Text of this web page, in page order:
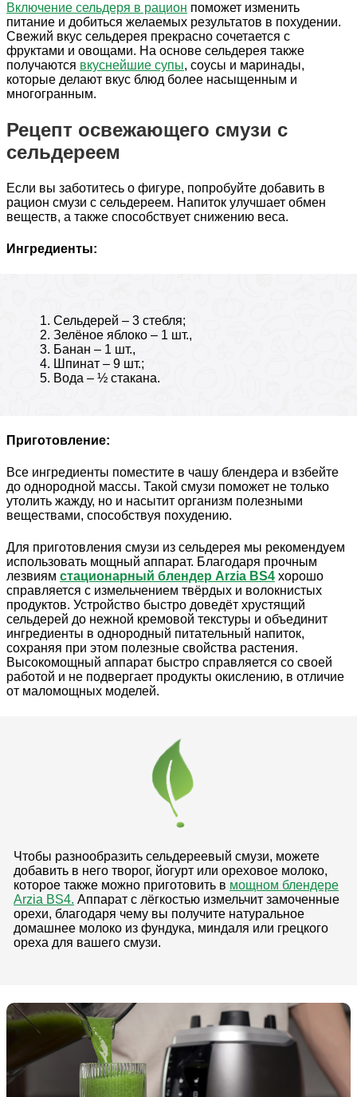
Включение сельдеря в рацион поможет изменить
питание и добиться желаемых результатов в похудении.
Свежий вкус сельдерея прекрасно сочетается с
фруктами и овощами. На основе сельдерея также
получаются вкуснейшие супы, соусы и маринады,
которые делают вкус блюд более насыщенным и
многогранным.
Рецепт освежающего смузи с
сельдереем
Если вы заботитесь о фигурe, попробуйте добавить в
рацион смузи с сельдереем. Напиток улучшает обмен
веществ, а также способствует снижению веса.
Ингредиенты:
Сельдерей – 3 стебля;
Зелёное яблоко – 1 шт.,
Банан – 1 шт.,
Шпинат – 9 шт.;
Вода – ½ стакана.
Приготовление:
Все ингредиенты поместите в чашу блендера и взбейте
до однородной массы. Такой смузи поможет не только
утолить жажду, но и насытит организм полезными
веществами, способствуя похудению.
Для приготовления смузи из сельдерея мы рекомендуем
использовать мощный аппарат. Благодаря прочным
лезвиям стационарный блендер Arzia BS4 хорошо
справляется с измельчением твёрдых и волокнистых
продуктов. Устройство быстро доведёт хрустящий
сельдерей до нежной кремовой текстуры и объединит
ингредиенты в однородный питательный напиток,
сохраняя при этом полезные свойства растения.
Высокомощный аппарат быстро справляется со своей
работой и не подвергает продукты окислению, в отличие
от маломощных моделей.
Чтобы разнообразить сельдереевый смузи, можете
добавить в него творог, йогурт или ореховое молоко,
которое также можно приготовить в мощном блендере
Arzia BS4. Аппарат с лёгкостью измельчит замоченные
орехи, благодаря чему вы получите натуральное
домашнее молоко из фундука, миндаля или грецкого
ореха для вашего смузи.